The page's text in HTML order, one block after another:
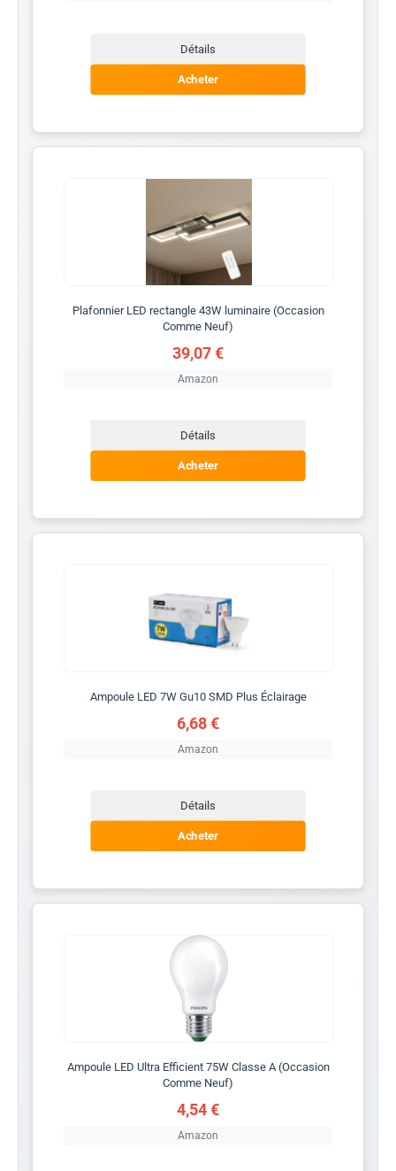
Détails
Acheter
Plafonnier LED rectangle 43W luminaire (Occasion
Comme Neuf)
39,07 €
Amazon
Détails
Acheter
Ampoule LED 7W Gu10 SMD Plus Éclairage
6,68 €
Amazon
Détails
Acheter
Ampoule LED Ultra Efficient 75W Classe A (Occasion
Comme Neuf)
4,54 €
Amazon